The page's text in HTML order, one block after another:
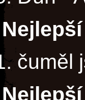
čuměl